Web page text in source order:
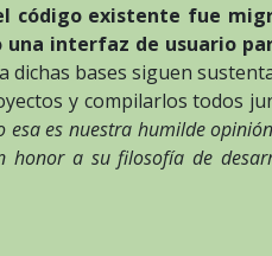
código existente fue
interfaz de usuario
dichas bases siguen
y compilarlos todos
esa es nuestra humilde
honor a su filosofía de